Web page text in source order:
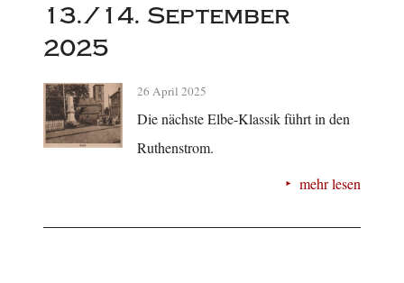
13./14. September
2025
26 April 2025
Die nächste Elbe-Klassik führt in den
Ruthenstrom.
mehr lesen